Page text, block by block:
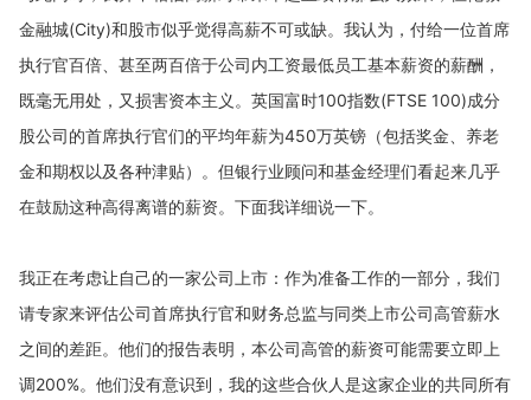
金融城(City)和股市似乎觉得高薪不可或缺。我认为，付给一位首席
执行官百倍、甚至两百倍于公司内工资最低员工基本薪资的薪酬，
既毫无用处，又损害资本主义。英国富时100指数(FTSE 100)成分
股公司的首席执行官们的平均年薪为450万英镑（包括奖金、养老
金和期权以及各种津贴）。但银行业顾问和基金经理们看起来几乎
在鼓励这种高得离谱的薪资。下面我详细说一下。
我正在考虑让自己的一家公司上市：作为准备工作的一部分，我们
请专家来评估公司首席执行官和财务总监与同类上市公司高管薪水
之间的差距。他们的报告表明，本公司高管的薪资可能需要立即上
调 200%。他们没有意识到，我的这些合伙人是这家企业的共同所有